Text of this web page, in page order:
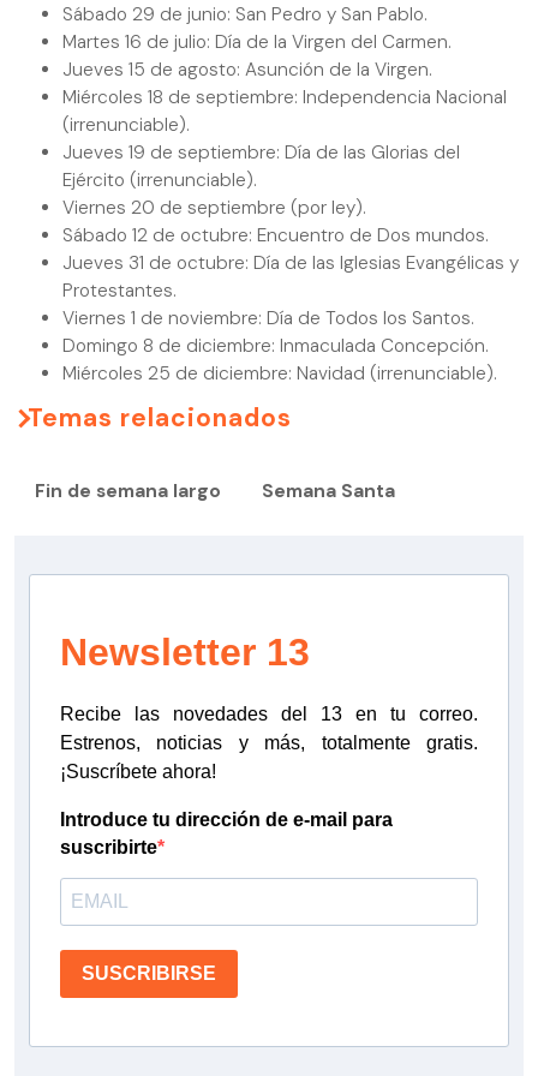
Sábado 29 de junio: San Pedro y San Pablo.
Martes 16 de julio: Día de la Virgen del Carmen.
Jueves 15 de agosto: Asunción de la Virgen.
Miércoles 18 de septiembre: Independencia Nacional
(irrenunciable).
Jueves 19 de septiembre: Día de las Glorias del
Ejército (irrenunciable).
Viernes 20 de septiembre (por ley).
Sábado 12 de octubre: Encuentro de Dos mundos.
Jueves 31 de octubre: Día de las Iglesias Evangélicas y
Protestantes.
Viernes 1 de noviembre: Día de Todos los Santos.
Domingo 8 de diciembre: Inmaculada Concepción.
Miércoles 25 de diciembre: Navidad (irrenunciable).
Temas relacionados
Fin de semana largo Semana Santa
Newsletter 13
Recibe las novedades del 13 en tu correo.
Estrenos, noticias y más, totalmente gratis.
¡Suscríbete ahora!
Introduce tu dirección de e-mail para
suscribirte
SUSCRIBIRSE